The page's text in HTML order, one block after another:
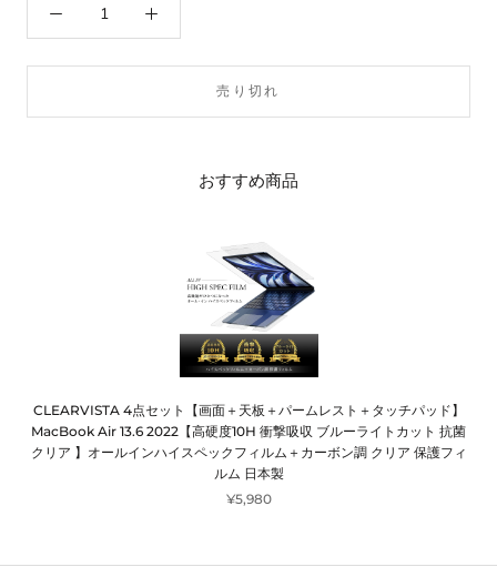
売り切れ
おすすめ商品
CLEARVISTA 4点セット【画面＋天板＋パームレスト＋タッチパッド】
MacBook Air 13.6 2022【高硬度10H 衝撃吸収 ブルーライトカット 抗菌
クリア 】オールインハイスペックフィルム＋カーボン調 クリア 保護フィ
ルム 日本製
¥5,980